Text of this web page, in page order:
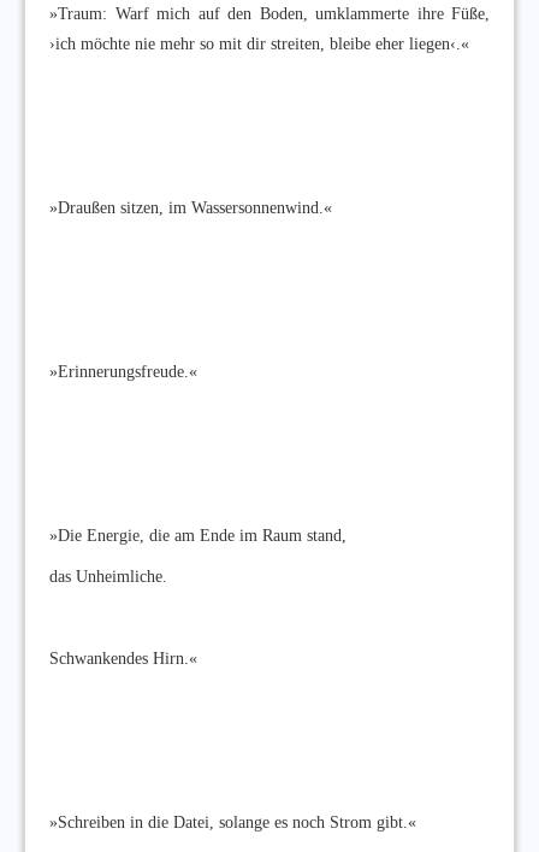
»Traum: Warf mich auf den Boden, umklammerte ihre Füße,
›ich möchte nie mehr so mit dir streiten, bleibe eher liegen‹.«
»Draußen sitzen, im Wassersonnenwind.«
»Erinnerungsfreude.«
»Die Energie, die am Ende im Raum stand,
das Unheimliche.
Schwankendes Hirn.«
»Schreiben in die Datei, solange es noch Strom gibt.«